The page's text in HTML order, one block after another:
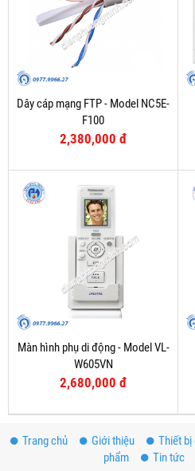
Dây cáp mạng FTP - Model NC5E-
F100
2,380,000 đ
Màn hình phụ di động - Model VL-
W605VN
2,680,000 đ
Trang chủ Giới thiệu Thiết bị
phẩm
Tin tức